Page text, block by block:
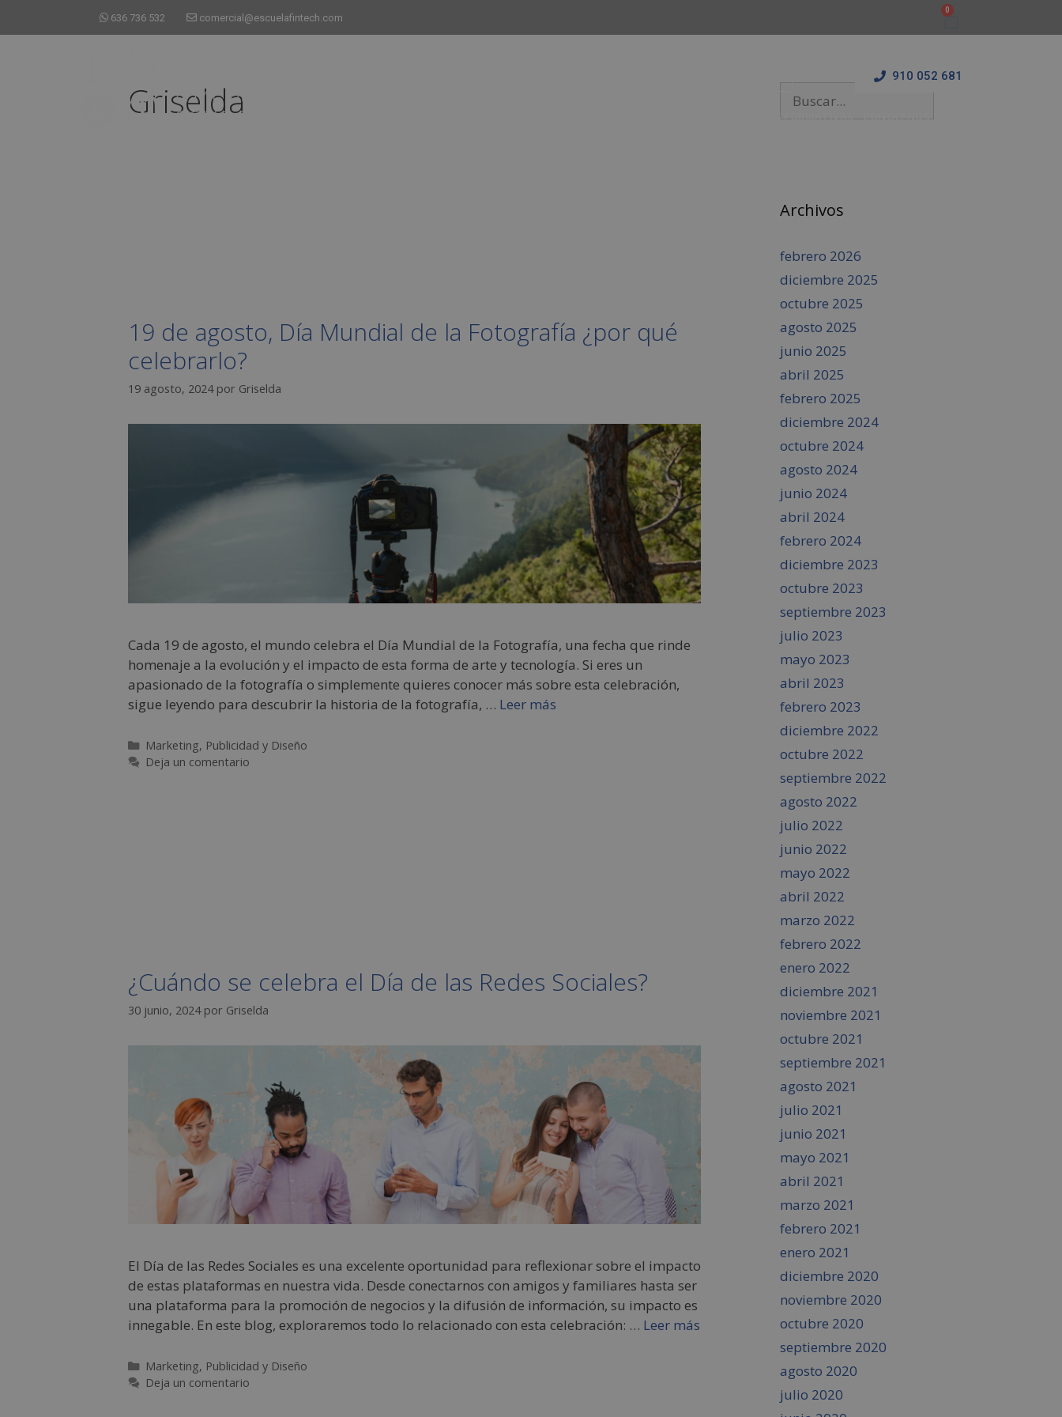
636 736 532 comercial@escuelafintech.com
910 052 681
EMPLEO Y ESTANCIAS FORMATIVAS CONÓCENOS
Griselda
19 de agosto, Día Mundial de la Fotografía ¿por qué
celebrarlo?
19 agosto, 2024 por Griselda
Cada 19 de agosto, el mundo celebra el Día Mundial de la Fotografía, una fecha que rinde
homenaje a la evolución y el impacto de esta forma de arte y tecnología. Si eres un
apasionado de la fotografía o simplemente quieres conocer más sobre esta celebración,
sigue leyendo para descubrir la historia de la fotografía, … Leer más
Marketing, Publicidad y Diseño
Deja un comentario
¿Cuándo se celebra el Día de las Redes Sociales?
30 junio, 2024 por Griselda
El Día de las Redes Sociales es una excelente oportunidad para reflexionar sobre el impacto
de estas plataformas en nuestra vida. Desde conectarnos con amigos y familiares hasta ser
una plataforma para la promoción de negocios y la difusión de información, su impacto es
innegable. En este blog, exploraremos todo lo relacionado con esta celebración: … Leer más
Marketing, Publicidad y Diseño
Deja un comentario
Archivos
febrero 2026
diciembre 2025
octubre 2025
agosto 2025
junio 2025
abril 2025
febrero 2025
diciembre 2024
octubre 2024
agosto 2024
junio 2024
abril 2024
febrero 2024
diciembre 2023
octubre 2023
septiembre 2023
julio 2023
mayo 2023
abril 2023
febrero 2023
diciembre 2022
octubre 2022
septiembre 2022
agosto 2022
julio 2022
junio 2022
mayo 2022
abril 2022
marzo 2022
febrero 2022
enero 2022
diciembre 2021
noviembre 2021
octubre 2021
septiembre 2021
agosto 2021
julio 2021
junio 2021
mayo 2021
abril 2021
marzo 2021
febrero 2021
enero 2021
diciembre 2020
noviembre 2020
octubre 2020
septiembre 2020
agosto 2020
julio 2020